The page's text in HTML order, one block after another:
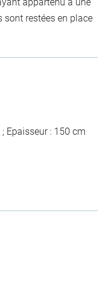
sont restées en place
Epaisseur : 150 cm